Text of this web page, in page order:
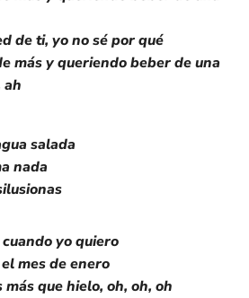
de ti, yo no sé por qué
más y queriendo beber de una
ah
salada
nada
yo quiero
mes de enero
que hielo, oh, oh, oh